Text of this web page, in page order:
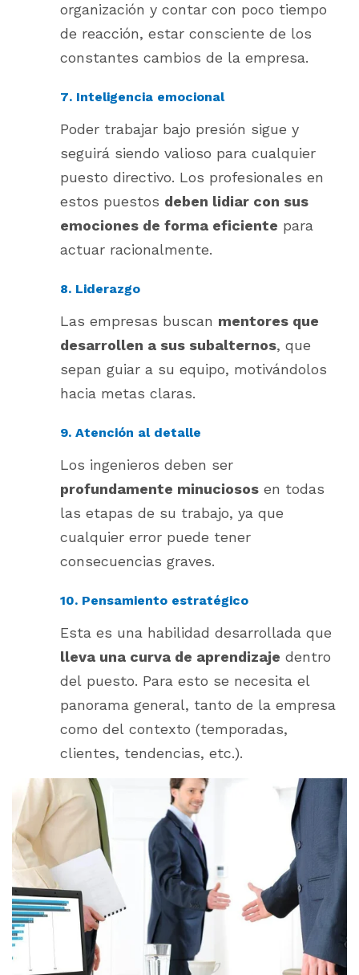
organización y contar con poco tiempo
de reacción, estar consciente de los
constantes cambios de la empresa.
7. Inteligencia emocional
Poder trabajar bajo presión sigue y
seguirá siendo valioso para cualquier
puesto directivo. Los profesionales en
estos puestos deben lidiar con sus
emociones de forma eficiente para
actuar racionalmente.
8. Liderazgo
Las empresas buscan mentores que
desarrollen a sus subalternos, que
sepan guiar a su equipo, motivándolos
hacia metas claras.
9. Atención al detalle
Los ingenieros deben ser
profundamente minuciosos en todas
las etapas de su trabajo, ya que
cualquier error puede tener
consecuencias graves.
10. Pensamiento estratégico
Esta es una habilidad desarrollada que
lleva una curva de aprendizaje dentro
del puesto. Para esto se necesita el
panorama general, tanto de la empresa
como del contexto (temporadas,
clientes, tendencias, etc.).